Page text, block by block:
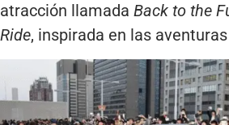
atracción llamada Back to the
Ride, inspirada en las